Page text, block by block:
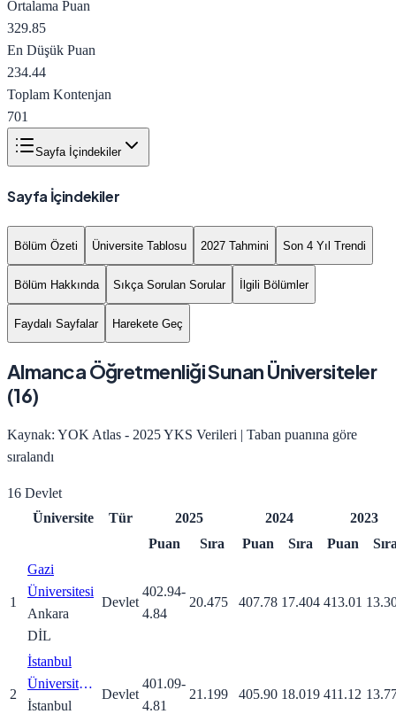
Ortalama Puan
329.85
En Düşük Puan
234.44
Toplam Kontenjan
701
Sayfa İçindekiler
Sayfa İçindekiler
Bölüm Özeti Üniversite Tablosu 2027 Tahmini Son 4 Yıl Trendi
Bölüm Hakkında Sıkça Sorulan Sorular İlgili Bölümler
Faydalı Sayfalar Harekete Geç
Almanca ÖğretmenliğiSunan Üniversiteler
(16)
Kaynak: YOK Atlas - 2025 YKS Verileri | Taban puanına göre
sıralandı
16 Devlet
Üniversite
Tür 2025 2024
2023
Puan
Sıra Puan Sıra Puan
1
Gazi
Üniversitesi
Ankara
DİL
Devlet
402.94-
4.84
20.475 407.78 17.404 413.01
2
İstanbul
Üniversitesi-
Cerrahpaşa
İstanbul
Devlet
401.09-
4.81
21.199 405.90 18.019 411.12